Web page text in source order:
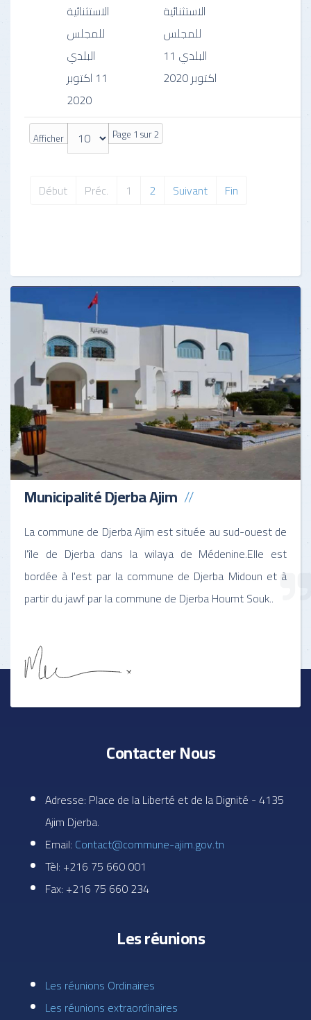
Afficher Page 1 sur 2
Début Préc. 1 2 Suivant Fin
الاستثنائية
للمجلس
البلدي
11 اكتوبر
2020
الاستثنائية
للمجلس
البلدي 11
اكتوبر 2020
Municipalité Djerba Ajim
La commune de Djerba Ajim est située au sud-ouest de
l'île de Djerba dans la wilaya de Médenine.Elle est
bordée à l'est par la commune de Djerba Midoun et à
partir du jawf par la commune de Djerba Houmt Souk..
Contacter Nous
Adresse: Place de la Liberté et de la Dignité - 4135
Ajim Djerba.
Email: Contact@commune-ajim.gov.tn
Tèl: +216 75 660 001
Fax: +216 75 660 234
Les réunions
Les réunions Ordinaires
Les réunions extraordinaires